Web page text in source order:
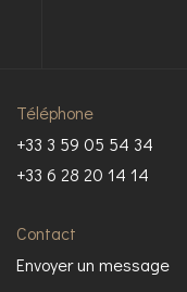
Téléphone
+33 3 59 05 54 34
+33 6 28 20 14 14
Contact
Envoyer un message